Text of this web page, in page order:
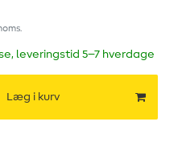
leveringstid 5–7 hverdage
Læg i kurv